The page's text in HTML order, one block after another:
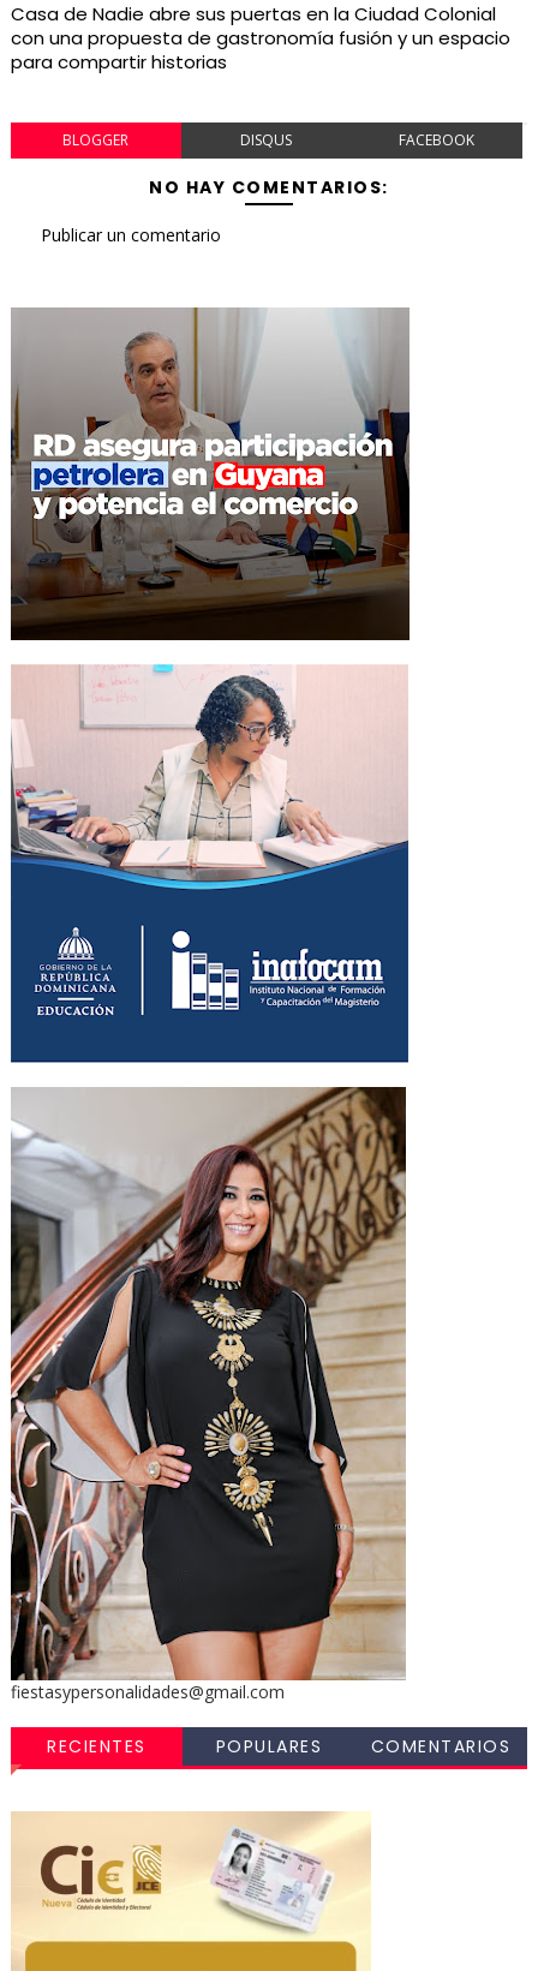
Casa de Nadie abre sus puertas en la Ciudad Colonial
con una propuesta de gastronomía fusión y un espacio
para compartir historias
BLOGGER DISQUS FACEBOOK
NO HAY COMENTARIOS:
Publicar un comentario
fiestasypersonalidades@gmail.com
RECIENTES POPULARES COMENTARIOS